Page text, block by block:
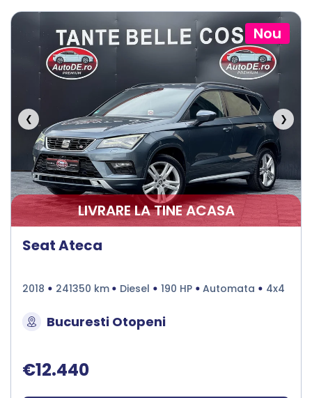
Nou
❮ ❯
LIVRARE LA TINE ACASA
Seat Ateca
2018 241350 km Diesel 190 HP Automata 4x4
Bucuresti Otopeni
€12.440